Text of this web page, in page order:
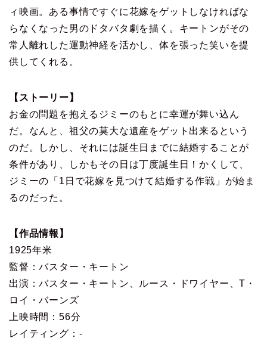
ィ映画。ある事情ですぐに花嫁をゲットしなければな
らなくなった男のドタバタ劇を描く。キートンがその
常人離れした運動神経を活かし、体を張った笑いを提
供してくれる。
【ストーリー】
お金の問題を抱えるジミーのもとに幸運が舞い込ん
だ。なんと、祖父の莫大な遺産をゲット出来るという
のだ。しかし、それには誕生日までに結婚することが
条件があり、しかもその日は丁度誕生日！かくして、
ジミーの「1日で花嫁を見つけて結婚する作戦」が始ま
るのだった。
【作品情報】
1925年米
監督：バスター・キートン
出演：バスター・キートン、ルース・ドワイヤー、T・
ロイ・バーンズ
上映時間：56分
レイティング：-